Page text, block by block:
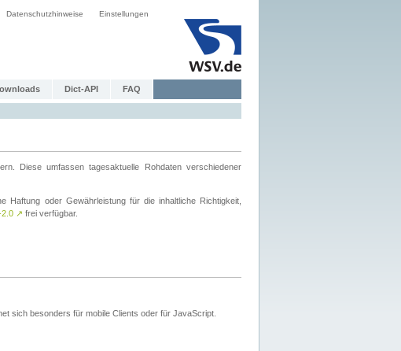
Datenschutzhinweise Einstellungen
Dict-API FAQ
Diese umfassen tagesaktuelle Rohdaten verschiedener
oder Gewährleistung für die inhaltliche Richtigkeit,
2.0 ↗ frei verfügbar.
sich besonders für mobile Clients oder für JavaScript.